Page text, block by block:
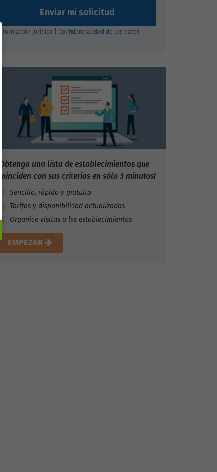
Enviar mi solicitud
Información jurídica Confidencialidad de los datos
¡Obtenga una lista de establecimientos que
coinciden con sus criterios en sólo 3 minutos!
Sencillo, rápido y gratuito
Tarifas y disponibilidad actualizadas
Organice visitas a los establecimientos
EMPEZAR